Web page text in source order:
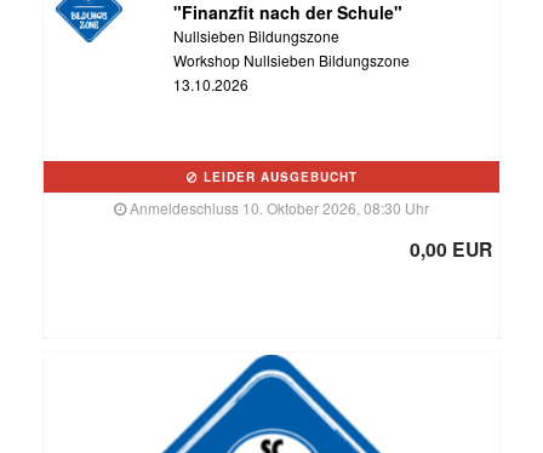
"Finanzfit nach der Schule"
Nullsieben Bildungszone
Workshop Nullsieben Bildungszone
13.10.2026
LEIDER AUSGEBUCHT
Anmeldeschluss 10. Oktober 2026, 08:30 Uhr
0,00 EUR